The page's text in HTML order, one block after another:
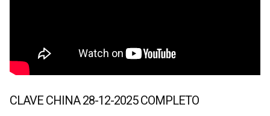
CLAVE CHINA 28-12-2025 COMPLETO